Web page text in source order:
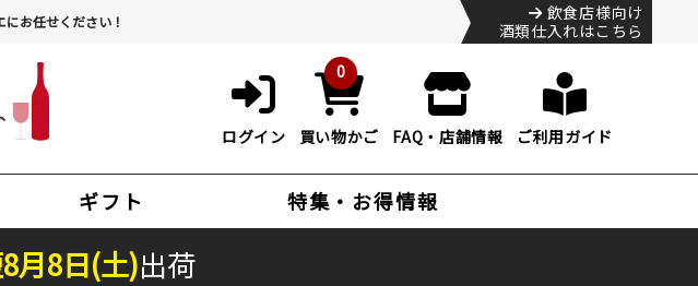
お任せください！
飲食店様向け
酒類仕入れはこちら
ログイン
0
買い物かご FAQ・店舗情報 ご利用ガイド
ギフト 特集・お得情報
8月8日(土)出荷